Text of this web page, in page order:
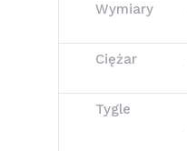
Wymiary
Ciężar
Tygle